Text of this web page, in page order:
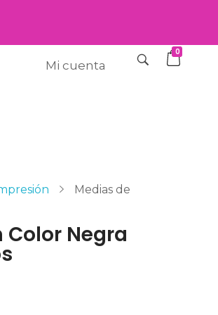
Mi cuenta
0
Medias de
Negra